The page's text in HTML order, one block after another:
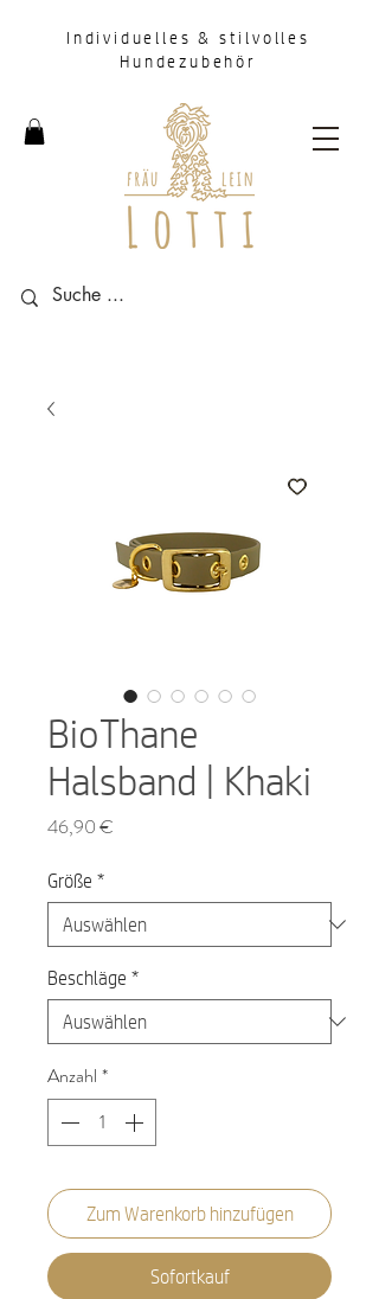
Individuelles & stilvolles
Hundezubehör
BioThane
Halsband | Khaki
46,90 €
Größe *
Beschläge *
Anzahl *
Zum Warenkorb hinzufügen
Sofortkauf